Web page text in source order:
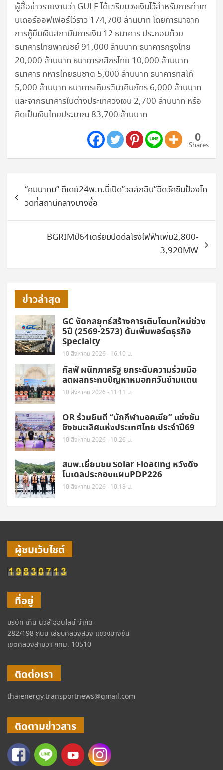
ผู้สื่อข่าวรายงานว่า GULF ได้เตรียมวงเงินไว้สำหรับการทำเท
นเดอร์ออฟเฟอร์ไว้ราว 174,700 ล้านบาท โดยการมาจาก
การกู้ยืมเงินสถาบันการเงิน 12 ธนาคาร ประกอบด้วย
ธนาคารไทยพาณิชย์ 91,000 ล้านบาท ธนาคารกรุงไทย
20,000 ล้านบาท ธนาคารกสิกรไทย 10,000 ล้านบาท
ธนาคาร ทหารไทยธนชาต 5,000 ล้านบาท ธนาคารทิสโก้
5,000 ล้านบาท ธนาคารเกียรตินาคินภัทร 6,000 ล้านบาท
และจากธนาคารในต่างประเทศวงเงิน 2,700 ล้านบาท หรือ
คิดเป็นเงินไทยประมาณ 83,700 ล้านบาท
0
Shares
แนะแนว
เรื่อง“คมนาคม” ดีเดย์24พ.ค.นี้เปิด”วอล์กอิน”ฉีดวัคซีนป้องโค
วิดที่สถานีกลางบางซื่อ
BGRIMปี64เตรียมปิดดีลโรงไฟฟ้าเพิ่ม2,800-
3,920MW
ข่าวล่าสุด
GC งัดกลยุทธ์สร้างการเติบโตบทใหม่ช่วง
5ปี (2569-2573) ดันเพิ่มพอร์ตธุรกิจ
Specialty
10 สิงหาคม 2026 - 16:10 น.
กัลฟ์ ผนึกภาครัฐ ยกระดับความร่วมมือ
ลดผลกระทบปัญหาหมอกควันข้ามแดน
10 สิงหาคม 2026 - 11:11 น.
OR ร่วมยินดี “นักกีฬาบอคเซีย” แข่งขัน
ชิงชนะเลิศแห่งประเทศไทย ประจำปี69
10 สิงหาคม 2026 - 10:26 น.
สนพ.เยี่ยมชม Solar Floating หวังดึง
โมเดลประกอบแผนPDP226
10 สิงหาคม 2026 - 10:18 น.
ผู้ชมเว็บไซต์
ที่อยู่
บริษัท เท็น นิวส์ ออนไลน์ จำกัด
282/198 ถนน เลียบคลองสอง แขวงบางชัน
เขตคลองสามวา กทม. 10510
ติดต่อเรา
thaienergy.transportnews@gmail.com
ติดตามข่าวสาร